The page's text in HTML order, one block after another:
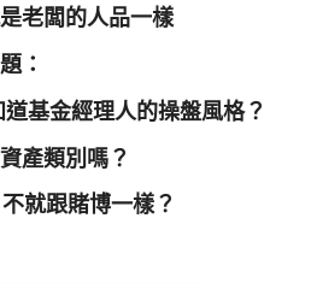
老闆的人品一樣
：
基金經理人的操盤風格？
產類別嗎？
就跟賭博一樣？